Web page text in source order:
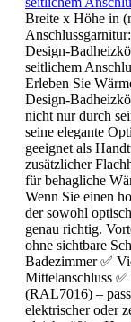
Breite x Höhe in
Anschlussgarnitur:
Design-
seitlichem
Erleben Sie
Design-
nicht nur durch
seine elegante
geeignet als
zusätzlicher
für behagliche
Wenn Sie einen
der sowohl
genau richtig.
ohne sichtbare
Badezimmer ✅
Mittelanschluss
(RAL7016) –
elektrischer oder